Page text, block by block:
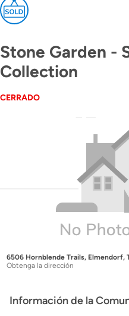
Stone Garden -
Collection
CERRADO
6506 Hornblende Trails, Elmendorf,
Obtenga la dirección
Información de la